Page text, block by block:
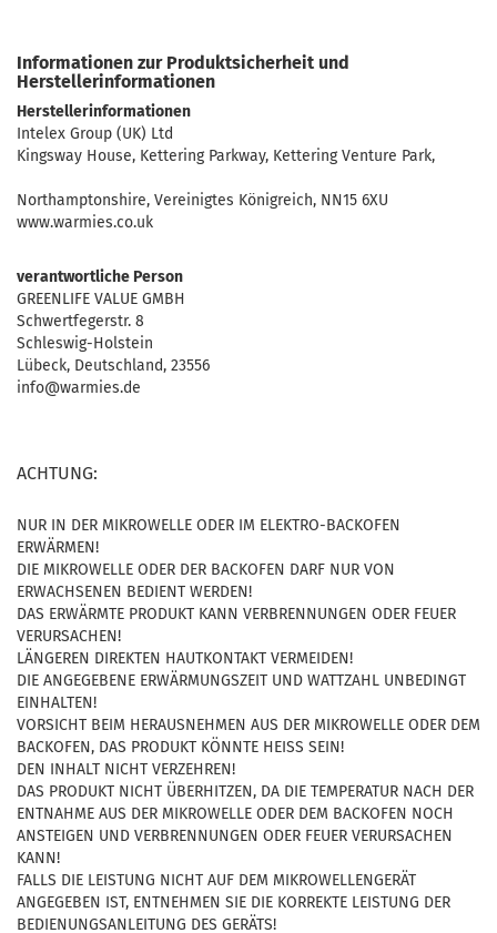
Informationen zur Produktsicherheit und
Herstellerinformationen
Herstellerinformationen
Intelex Group (UK) Ltd
Kingsway House, Kettering Parkway, Kettering Venture Park,
Northamptonshire, Vereinigtes Königreich, NN15 6XU
www.warmies.co.uk
verantwortliche Person
GREENLIFE VALUE GMBH
Schwertfegerstr. 8
Schleswig-Holstein
Lübeck, Deutschland, 23556
info@warmies.de
ACHTUNG:
NUR IN DER MIKROWELLE ODER IM ELEKTRO-BACKOFEN
ERWÄRMEN!
DIE MIKROWELLE ODER DER BACKOFEN DARF NUR VON
ERWACHSENEN BEDIENT WERDEN!
DAS ERWÄRMTE PRODUKT KANN VERBRENNUNGEN ODER FEUER
VERURSACHEN!
LÄNGEREN DIREKTEN HAUTKONTAKT VERMEIDEN!
DIE ANGEGEBENE ERWÄRMUNGSZEIT UND WATTZAHL UNBEDINGT
EINHALTEN!
VORSICHT BEIM HERAUSNEHMEN AUS DER MIKROWELLE ODER DEM
BACKOFEN, DAS PRODUKT KÖNNTE HEISS SEIN!
DEN INHALT NICHT VERZEHREN!
DAS PRODUKT NICHT ÜBERHITZEN, DA DIE TEMPERATUR NACH DER
ENTNAHME AUS DER MIKROWELLE ODER DEM BACKOFEN NOCH
ANSTEIGEN UND VERBRENNUNGEN ODER FEUER VERURSACHEN
KANN!
FALLS DIE LEISTUNG NICHT AUF DEM MIKROWELLENGERÄT
ANGEGEBEN IST, ENTNEHMEN SIE DIE KORREKTE LEISTUNG DER
BEDIENUNGSANLEITUNG DES GERÄTS!